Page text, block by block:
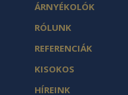
ÁRNYÉKOLÓK
RÓLUNK
REFERENCIÁK
KISOKOS
HÍREINK